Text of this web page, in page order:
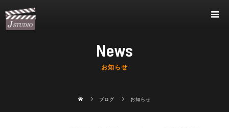
News
お知らせ
ブログ お知らせ